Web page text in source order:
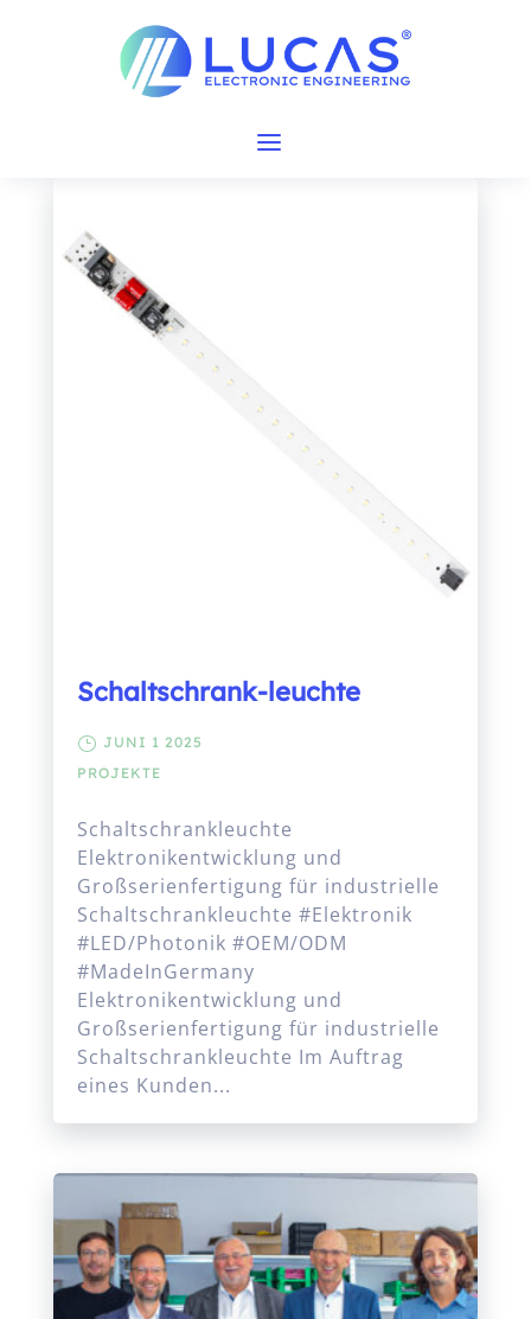
Schaltschrank-leuchte
JUNI 1 2025
PROJEKTE
Schaltschrankleuchte
Elektronikentwicklung und
Großserienfertigung für industrielle
Schaltschrankleuchte #Elektronik
#LED/Photonik #OEM/ODM
#MadeInGermany
Elektronikentwicklung und
Großserienfertigung für industrielle
Schaltschrankleuchte Im Auftrag
eines Kunden...